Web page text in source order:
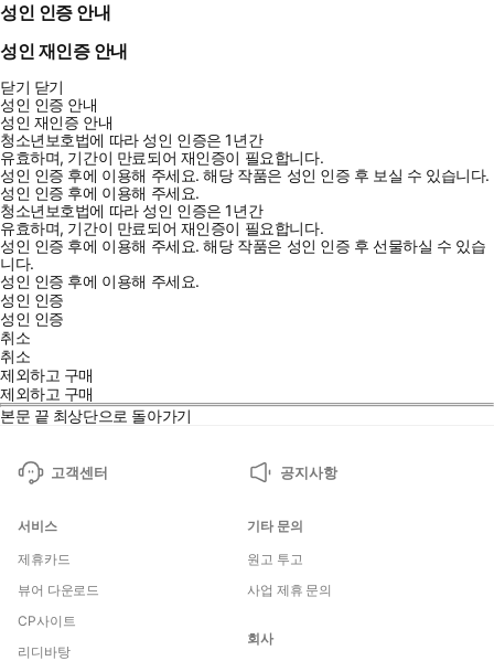
성인 인증 안내
성인 재인증 안내
닫기 닫기
성인 인증 안내
성인 재인증 안내
청소년보호법에 따라 성인 인증은 1년간
유효하며, 기간이 만료되어 재인증이 필요합니다.
성인 인증 후에 이용해 주세요.해당 작품은 성인 인증 후 보실 수 있습니다.
성인 인증 후에 이용해 주세요.
청소년보호법에 따라 성인 인증은 1년간
유효하며, 기간이 만료되어 재인증이 필요합니다.
성인 인증 후에 이용해 주세요.해당 작품은 성인 인증 후 선물하실 수 있습
니다.
성인 인증 후에 이용해 주세요.
성인 인증
성인 인증
취소
취소
제외하고 구매
제외하고 구매
본문 끝 최상단으로 돌아가기
고객센터 공지사항
서비스
제휴카드
뷰어 다운로드
CP사이트
리디바탕
기타 문의
원고 투고
사업 제휴 문의
회사